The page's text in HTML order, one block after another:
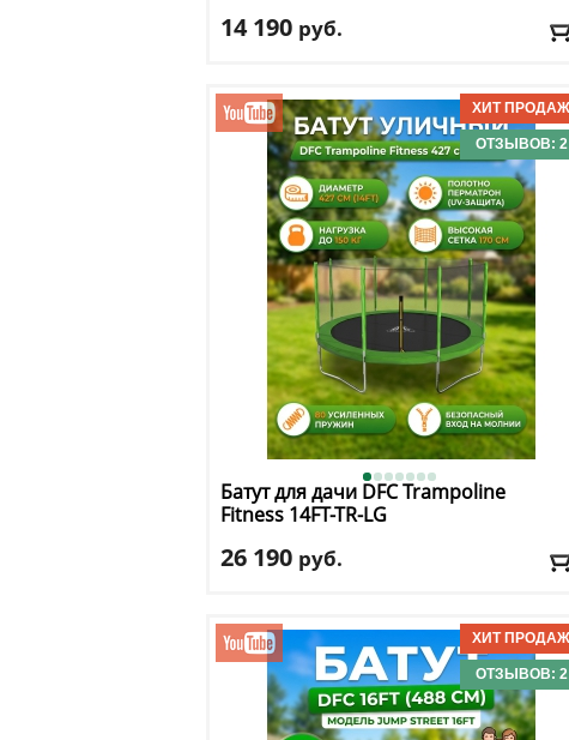
14 190 руб.
Макс. вес: 40 кг
Посадка: вертикальная
: желтый
Система нагружения: механическая
Доставка:БЕСПЛАТНО, 2-3 дня
ОТЗЫВОВ: 2
Батут для дачи DFCTrampoline
Fitness 14FT-TR-LG
26 190 руб.
Макс. нагрузка: 150 кг
Максимальный вес пользователя: 150 кг
Размер, футы: 14
Доставка: БЕСПЛАТНО, 2-3 дня
ОТЗЫВОВ: 2